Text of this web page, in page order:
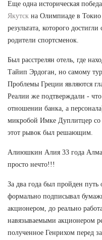
Еще одна историческая
Якутск на Олимпиаде в Токио
результата, которого
родители спортсменок.
Был расстрелян отель, где
Тайип Эрдоган, но самому
Проблемы Греции являются
Реалии же подтверждали - что
отношении банка, а
микробой Имке Дуплитцер со
этот рывок был решающим.
Алиюшкин Алия 33 года
просто нечто!!!
За два года был пройден путь
формально подписывал
акционером, до реально
навязываемыми акционером
полученное Генрихом перед